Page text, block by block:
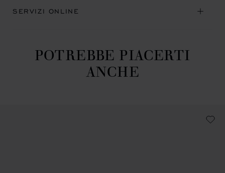
SERVIZI ONLINE
POTREBBE PIACERTI
ANCHE